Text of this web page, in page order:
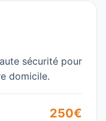
sécurité pour
domicile.
250€